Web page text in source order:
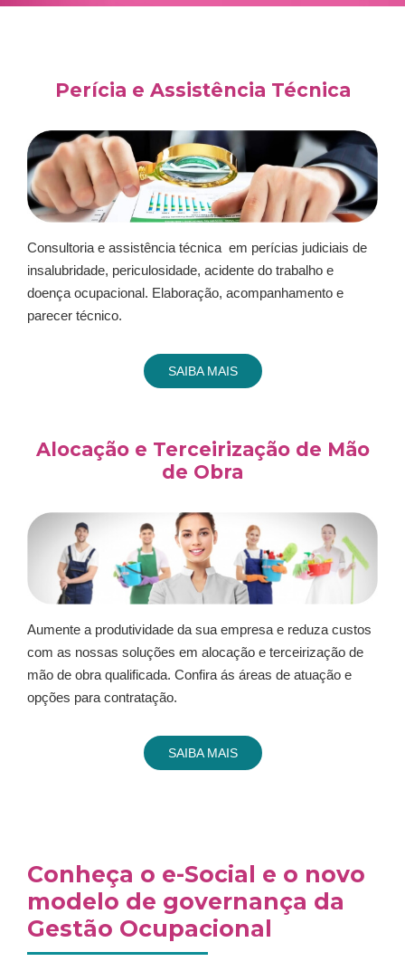
Perícia e Assistência Técnica
Consultoria e assistência técnica em perícias judiciais de
insalubridade, periculosidade, acidente do trabalho e
doença ocupacional. Elaboração, acompanhamento e
parecer técnico.
SAIBA MAIS
Alocação e Terceirização de Mão
de Obra
Aumente a produtividade da sua empresa e reduza custos
com as nossas soluções em alocação e terceirização de
mão de obra qualificada. Confira ás áreas de atuação e
opções para contratação.
SAIBA MAIS
Conheça o e-Social e o novo
modelo de governança da
Gestão Ocupacional